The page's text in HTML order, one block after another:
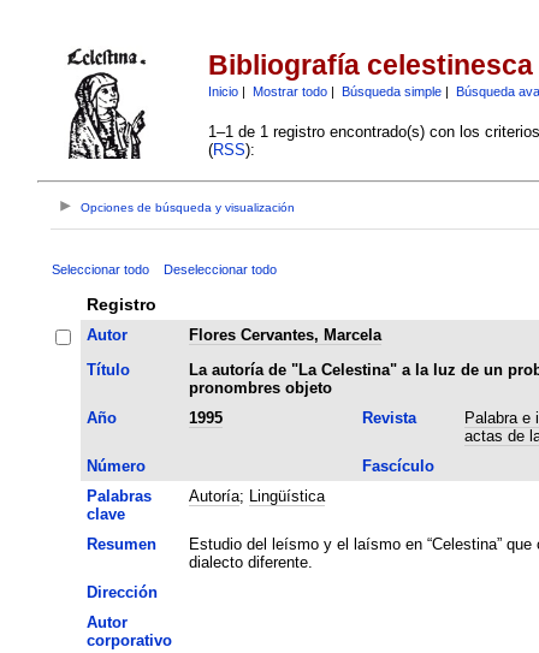
Bibliografía celestinesca
Inicio| Mostrar todo| Búsqueda simple| Búsqueda
1–1 de 1 registro encontrado(s) con los
(RSS):
Opciones de búsqueda y visualización
Seleccionar todo Deseleccionar todo
Registro
Autor
Flores Cervantes, Marcela
Título
La autoría de "La Celestina" a la luz de un
pronombres objeto
Año
1995 Revista
Palabra e
actas de
Número
Fascículo
Palabras
clave
Autoría; Lingüística
Resumen
Estudio del leísmo y el laísmo en “Celestina”
dialecto diferente.
Dirección
Autor
corporativo